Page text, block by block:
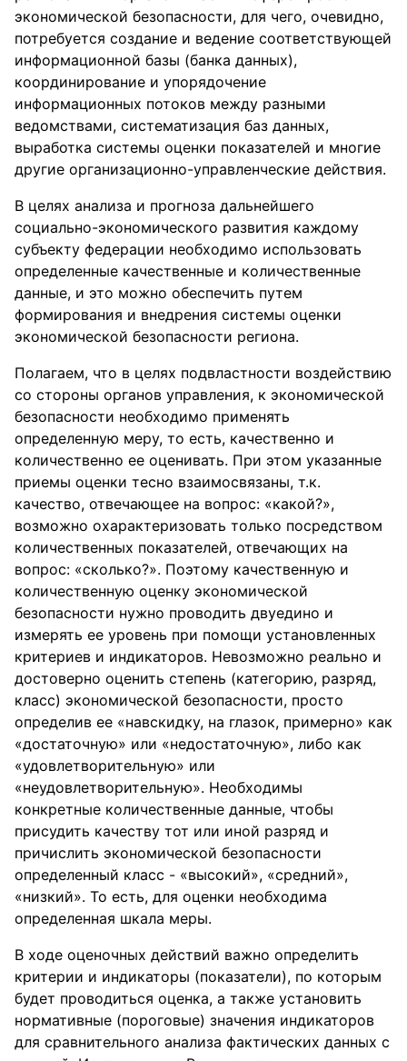
экономической безопасности, для чего, очевидно,
потребуется создание и ведение соответствующей
информационной базы (банка данных),
координирование и упорядочение
информационных потоков между разными
ведомствами, систематизация баз данных,
выработка системы оценки показателей и многие
другие организационно-управленческие действия.
В целях анализа и прогноза дальнейшего
социально-экономического развития каждому
субъекту федерации необходимо использовать
определенные качественные и количественные
данные, и это можно обеспечить путем
формирования и внедрения системы оценки
экономической безопасности региона.
Полагаем, что в целях подвластности воздействию
со стороны органов управления, к экономической
безопасности необходимо применять
определенную меру, то есть, качественно и
количественно ее оценивать. При этом указанные
приемы оценки тесно взаимосвязаны, т.к.
качество, отвечающее на вопрос: «какой?»,
возможно охарактеризовать только посредством
количественных показателей, отвечающих на
вопрос: «сколько?». Поэтому качественную и
количественную оценку экономической
безопасности нужно проводить двуедино и
измерять ее уровень при помощи установленных
критериев и индикаторов. Невозможно реально и
достоверно оценить степень (категорию, разряд,
класс) экономической безопасности, просто
определив ее «навскидку, на глазок, примерно» как
«достаточную» или «недостаточную», либо как
«удовлетворительную» или
«неудовлетворительную». Необходимы
конкретные количественные данные, чтобы
присудить качеству тот или иной разряд и
причислить экономической безопасности
определенный класс - «высокий», «средний»,
«низкий». То есть, для оценки необходима
определенная шкала меры.
В ходе оценочных действий важно определить
критерии и индикаторы (показатели), по которым
будет проводиться оценка, а также установить
нормативные (пороговые) значения индикаторов
для сравнительного анализа фактических данных с